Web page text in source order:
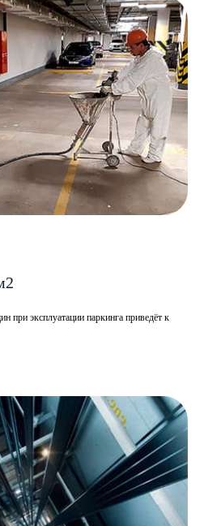
при эксплуатации паркинга приведёт к